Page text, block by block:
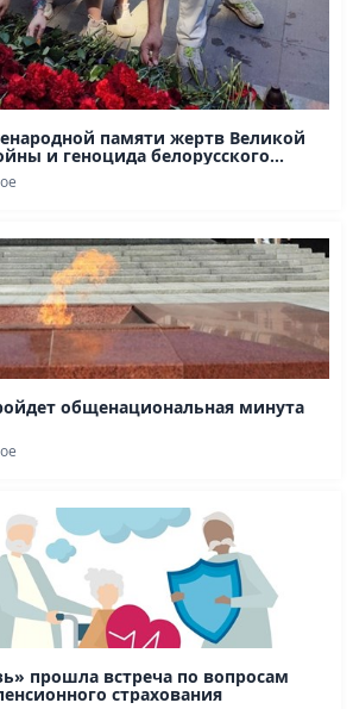
памяти жертв Великой
и геноцида белорусского...
общенациональная минута
прошла встреча по вопросам
страхования